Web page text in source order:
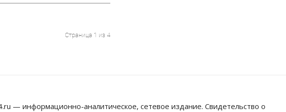
Страница 1 из 4
— информационно-аналитическое, сетевое издание. Свидетельство о